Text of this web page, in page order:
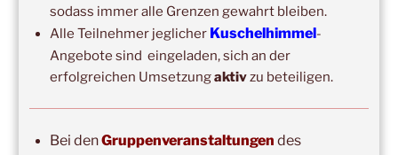
DIE NÄCHSTEN 8 VERANSTALTUNGEN:
Kuschelhimmel 5h Kuscheln
sodass immer alle Grenzen gewahrt bleiben.
Alle Teilnehmer jeglicher Kuschelhimmel-
Angebote sind eingeladen, sich an der
erfolgreichen Umsetzungaktivzu beteiligen.
Bei denGruppenveranstaltungen des